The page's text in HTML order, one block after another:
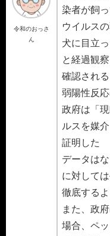
令和のおっさ
ん
染者が飼
ウイルス
犬に目立
と経過観
確認され
弱陽性反
政府は「
ルスを媒
証明した
データは
に対して
徹底する
また、政
場合、ペ